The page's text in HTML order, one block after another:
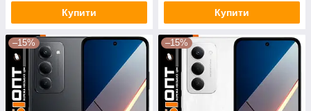
Купити Купити
–15% –15%